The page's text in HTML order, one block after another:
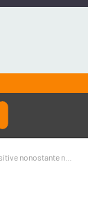
nuovi dazi USA-Cina